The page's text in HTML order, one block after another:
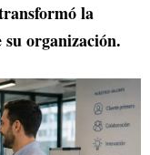
la
organización.